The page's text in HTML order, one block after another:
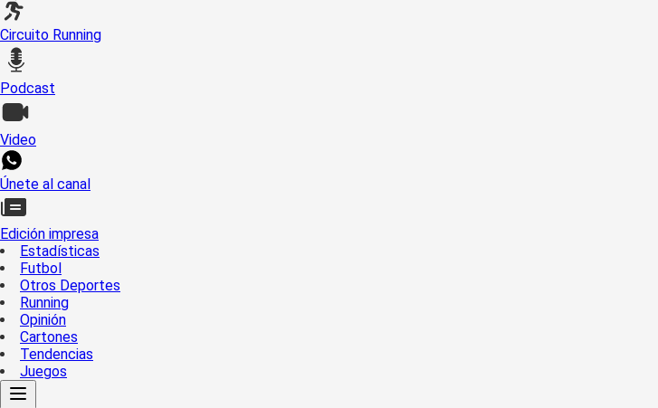
Circuito Running
Podcast
Video
Únete al canal
Edición impresa
Estadísticas
Futbol
Otros Deportes
Running
Opinión
Cartones
Tendencias
Juegos